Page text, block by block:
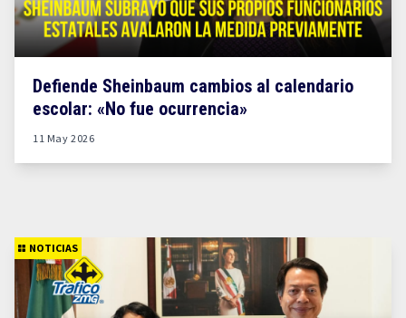
Defiende Sheinbaum cambios al calendario
escolar: «No fue ocurrencia»
11 May 2026
NOTICIAS